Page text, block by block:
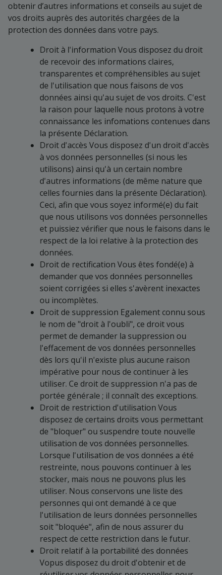
obtenir d’autres informations et conseils au sujet de
vos droits auprès des autorités chargées de la
protection des données dans votre pays.
Droit à l'information Vous disposez du droit
de recevoir des informations claires,
transparentes et compréhensibles au sujet
de l'utilisation que nous faisons de vos
données ainsi qu'au sujet de vos droits. C'est
la raison pour laquelle nous protons à votre
connaissance les infomations contenues dans
la présente Déclaration.
Droit d'accès Vous disposez d'un droit d'accès
à vos données personnelles (si nous les
utilisons) ainsi qu'à un certain nombre
d'autres informations (de même nature que
celles fournies dans la présente Déclaration).
Ceci, afin que vous soyez informé(e) du fait
que nous utilisons vos données personnelles
et puissiez vérifier que nous le faisons dans le
respect de la loi relative à la protection des
données.
Droit de rectification Vous êtes fondé(e) à
demander que vos données personnelles
soient corrigées si elles s'avèrent inexactes
ou incomplètes.
Droit de suppression Egalement connu sous
le nom de "droit à l'oubli", ce droit vous
permet de demander la suppression ou
l'effacement de vos données personnelles
dès lors qu'il n'existe plus aucune raison
impérative pour nous de continuer à les
utiliser. Ce droit de suppression n'a pas de
portée générale ; il connaît des exceptions.
Droit de restriction d'utilisation Vous
disposez de certains droits vous permettant
de "bloquer" ou suspendre toute nouvelle
utilisation de vos données personnelles.
Lorsque l'utilisation de vos données a été
restreinte, nous pouvons continuer à les
stocker, mais nous ne pouvons plus les
utiliser. Nous conservons une liste des
personnes qui ont demandé à ce que
l'utilisation de leurs données personnelles
soit "bloquée", afin de nous assurer du
respect de cette restriction dans le futur.
Droit relatif à la portabilité des données
Vopus disposez du droit d'obtenir et de